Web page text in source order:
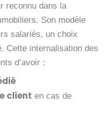
reconnu dans la
Son modèle
salariés, un choix
Cette internalisation des
d’avoir :
client en cas de